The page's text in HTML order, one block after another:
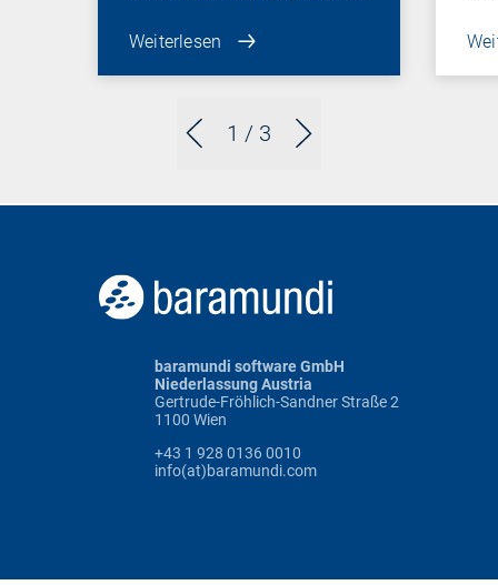
1 / 3
Weiterlesen
baramundi software GmbH
Niederlassung Austria
Gertrude-Fröhlich-Sandner Straße 2
1100 Wien
+43 1 928 0136 0010
info(at)baramundi.com